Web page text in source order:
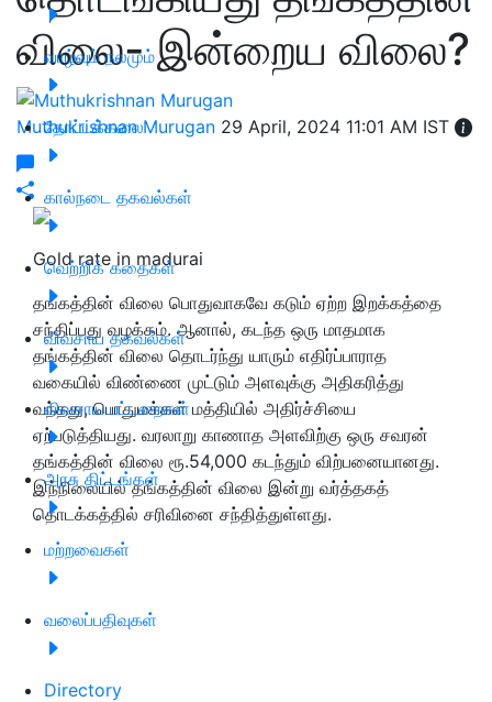
வாழ்வும் நலமும்
தோட்டக்கலை
கால்நடை தகவல்கள்
வெற்றிக் கதைகள்
விவசாய தகவல்கள்
விவசாய பட்டறைகள்
அரசு திட்டங்கள்
மற்றவைகள்
வலைப்பதிவுகள்
Directory
விலை- இன்றைய விலை?
Muthukrishnan Murugan 29 April, 2024 11:01 AM IST
Gold rate in madurai
தங்கத்தின் விலை பொதுவாகவே கடும் ஏற்ற இறக்கத்தை
சந்திப்பது வழக்கம். ஆனால், கடந்த ஒரு மாதமாக
தங்கத்தின் விலை தொடர்ந்து யாரும் எதிர்ப்பாராத
வகையில் விண்ணை முட்டும் அளவுக்கு அதிகரித்து
வந்தது, பொதுமக்கள் மத்தியில் அதிர்ச்சியை
ஏற்படுத்தியது. வரலாறு காணாத அளவிற்கு ஒரு சவரன்
தங்கத்தின் விலை ரூ.54,000 கடந்தும் விற்பனையானது.
இந்நிலையில் தங்கத்தின் விலை இன்று வர்த்தகத்
தொடக்கத்தில் சரிவினை சந்தித்துள்ளது.